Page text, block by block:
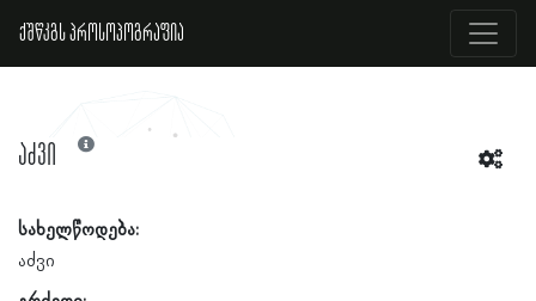
ქშწკგს პროსოპოგრაფია
აძვი
სახელწოდება:
აძვი